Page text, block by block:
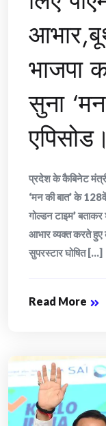
भाजपा
सुना
एपिसोड।
प्रदेश के कैबिनेट मंत्री
‘मन की बात’ के
गोल्डन टाइम’
आभार व्यक्त करते हुए
सुपरस्टार घोषित [...]
Read More